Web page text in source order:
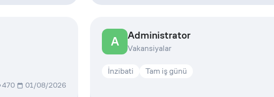
470 01/08/2026
A Administrator
Vakansiyalar
İnzibati Tam iş günü